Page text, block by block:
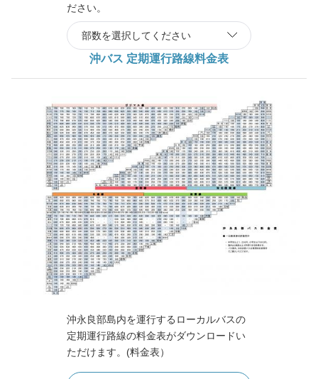
ださい。
沖バス 定期運行路線料金表
沖永良部島内を運行するローカルバスの
定期運行路線の料金表がダウンロードい
ただけます。(料金表）